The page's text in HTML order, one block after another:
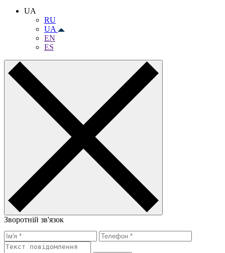
UA
RU
UA
EN
ES
Зворотній зв'язок